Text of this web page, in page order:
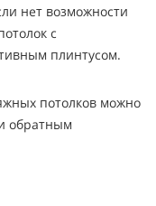
нет возможности
с
плинтусом.
потолков можно
обратным